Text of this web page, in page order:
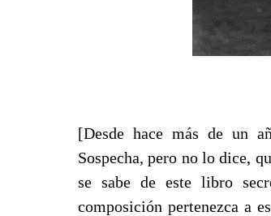
[Desde hace más de un
Sospecha, pero no lo dice,
se sabe de este libro
composición pertenezca a